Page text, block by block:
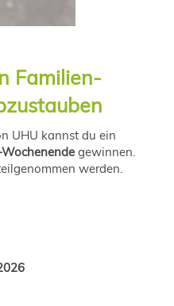
Familien-
UHU kannst du ein
gewinnen.
werden.